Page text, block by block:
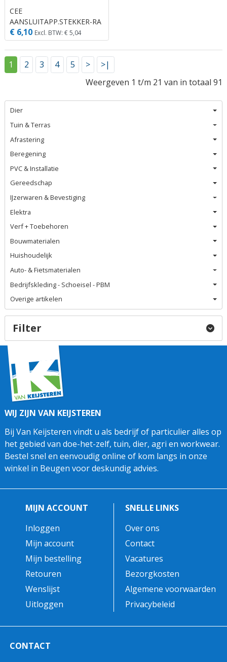
Dier
Tuin & Terras
Afrastering
Beregening
PVC & Installatie
Gereedschap
IJzerwaren & Bevestiging
Elektra
Verf + Toebehoren
Bouwmaterialen
Huishoudelijk
Auto- & Fietsmaterialen
Bedrijfskleding - Schoeisel - PBM
Overige artikelen
Filter
CEE
AANSLUITAPP.STEKKER-RA
ZW
€ 6,10 Excl. BTW: € 5,04
1 2 3 4 5 >
>|
Weergeven 1 t/m 21 van in totaal 91
WIJ ZIJN VAN KEIJSTEREN
Bij Van Keijsteren vindt u als bedrijf of particulier alles op
het gebied van doe-het-zelf, tuin, dier, agri en workwear.
Bestel snel en eenvoudig online of kom langs in onze
winkel in Beugen voor deskundig advies.
MIJN ACCOUNT
Inloggen
Mijn account
Mijn bestelling
Retouren
Wenslijst
Uitloggen
SNELLE LINKS
Over ons
Contact
Vacatures
Bezorgkosten
Algemene voorwaarden
Privacybeleid
CONTACT